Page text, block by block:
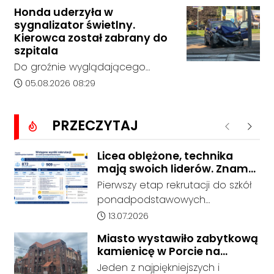
Kędzierzynie-Koźlu zakończył się
bez rozstrzygnięcia. Mimo
wcześniejszego zainteresowania
terenem ze strony sieci Dino, do
postępowania nie zgłosił się
żaden oferent.
Honda uderzyła w
sygnalizator świetlny.
Kierowca został zabrany do
szpitala
Do groźnie wyglądającego
zdarzenia drogowego doszło w
godziny 6:30 kierujący
samochodem marki Honda
zjechał z drogi i uderzył w
sygnalizator świetlny.
Data dodania artykułu:
05.08.2026 08:29
PRZECZYTAJ Poprzednie
Licea oblężone, technika
mają swoich liderów. Znamy
wstępne wyniki rekrutacji do
szkół w powiecie
Pierwszy etap rekrutacji do szkół
ponadpodstawowych
prowadzonych przez Powiat
coraz wyraźniejsze preferencje
tegorocznych absolwentów szkół
Data dodania artykułu:
13.07.2026
Miasto wystawiło zabytkową
kamienicę w Porcie na
sprzedaż. W dawnym hotelu
Jeden z najpiękniejszych i